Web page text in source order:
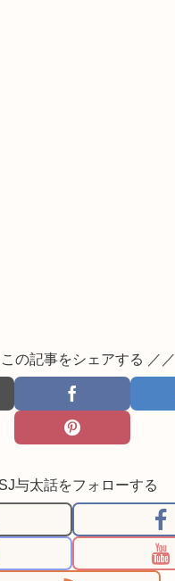
の記事をシェアする ／／
与太話をフォローする